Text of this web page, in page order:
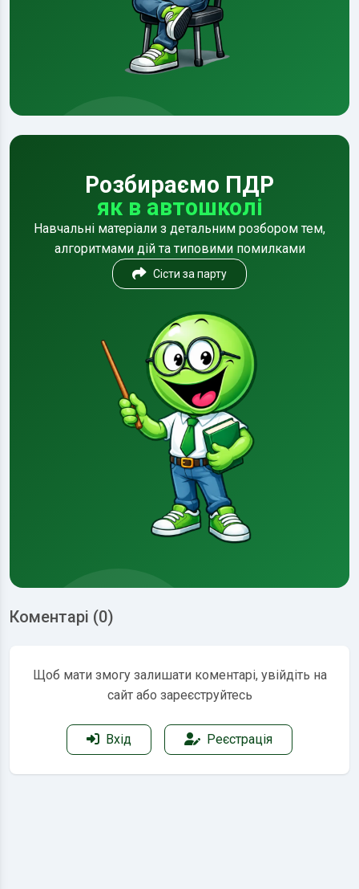
Розбираємо ПДР
як в автошколі
Навчальні матеріали з детальним розбором тем,
алгоритмами дій та типовими помилками
Сісти за парту
Коментарі (0)
Щоб мати змогу залишати коментарі, увійдіть на
сайт або зареєструйтесь
Вхід Реєстрація